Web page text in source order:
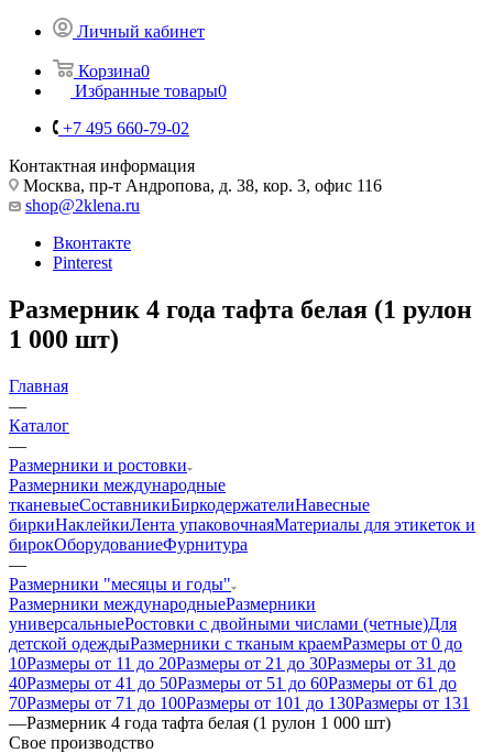
Личный кабинет
Корзина0
Избранные товары0
+7 495 660-79-02
Контактная информация
Москва, пр-т Андропова, д. 38, кор. 3, офис 116
shop@2klena.ru
Вконтакте
Pinterest
Размерник 4 года тафта белая (1 рулон
1 000 шт)
Главная
—
Каталог
—
Размерники и ростовки
Размерники международные
тканевыеСоставникиБиркодержателиНавесные
биркиНаклейкиЛента упаковочнаяМатериалы для этикеток и
бирокОборудованиеФурнитура
—
Размерники "месяцы и годы"
Размерники международныеРазмерники
универсальныеРостовки с двойными числами (четные)Для
детской одеждыРазмерники с тканым краемРазмеры от 0 до
10Размеры от 11 до 20Размеры от 21 до 30Размеры от 31 до
40Размеры от 41 до 50Размеры от 51 до 60Размеры от 61 до
70Размеры от 71 до 100Размеры от 101 до 130Размеры от 131
—Размерник 4 года тафта белая (1 рулон 1 000 шт)
Свое производство